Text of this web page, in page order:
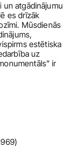
un atgādinājumu
es drīzāk
Mūsdienās
estētiska
uz
ir